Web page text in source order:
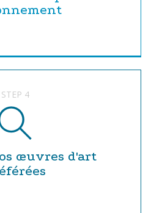
STEP 4
œuvres d'art